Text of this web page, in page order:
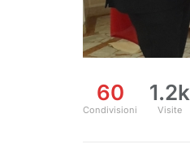
60
Condivisioni
1.2k
Visite